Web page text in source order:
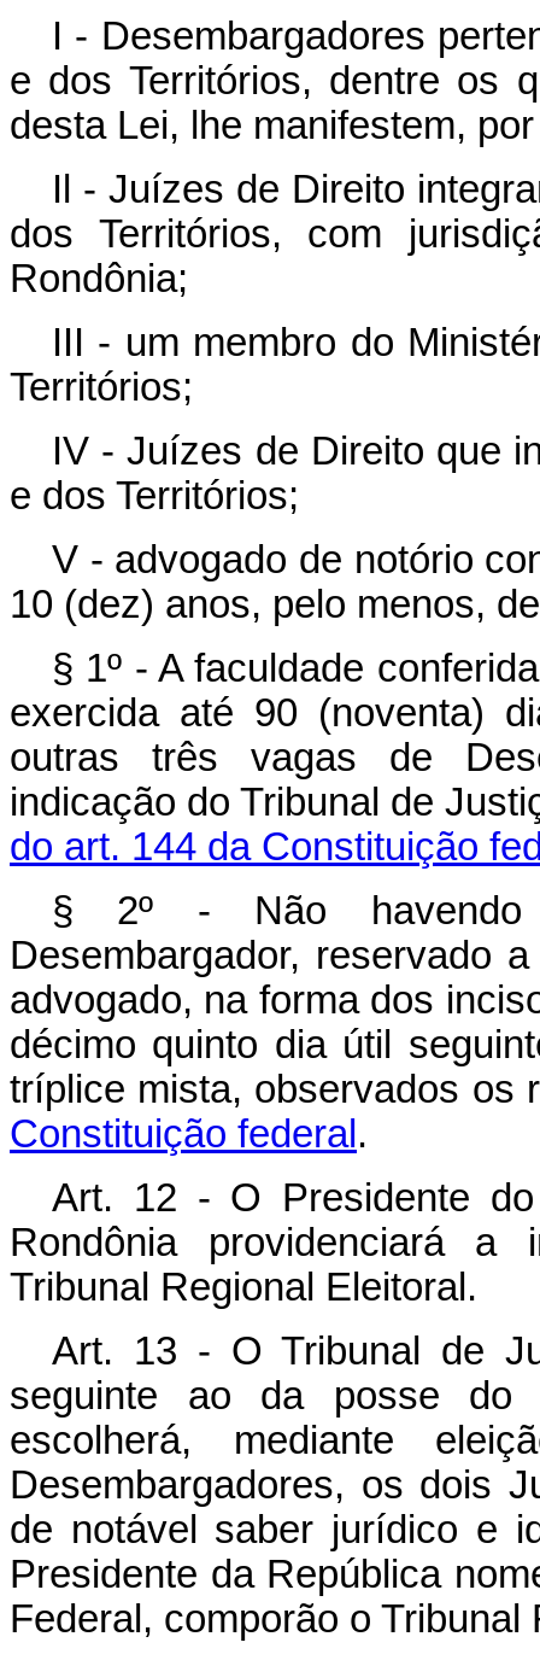
I - Desembargadores
e dos Territórios, dentre os
desta Lei, lhe manifestem,
Il - Juízes de Direito
dos Territórios, com
Rondônia;
III - um membro do
Territórios;
IV - Juízes de Direito que
e dos Territórios;
V - advogado de notório
10 (dez) anos, pelo menos,
§ 1º - A faculdade
exercida até 90 (noventa)
outras três vagas de
indicação do Tribunal de
do art. 144 da Constituição
§ 2º - Não havendo
Desembargador, reservado
advogado, na forma dos
décimo quinto dia útil
tríplice mista, observados os
Constituição federal .
Art. 12 - O Presidente
Rondônia providenciará a
Tribunal Regional Eleitoral.
Art. 13 - O Tribunal de
seguinte ao da posse do
escolherá, mediante
Desembargadores, os dois
de notável saber jurídico e
Presidente da República
Federal, comporão o Tribunal